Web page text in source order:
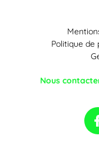
Politique de
Nous